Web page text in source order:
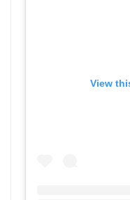
View